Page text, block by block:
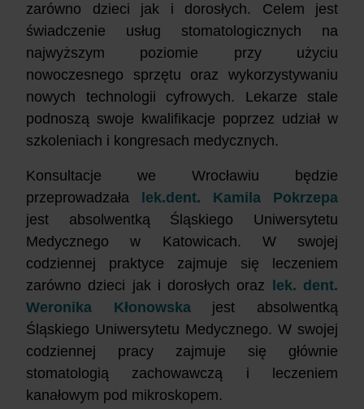
zarówno dzieci jak i dorosłych. Celem jest
świadczenie usług stomatologicznych na
najwyższym poziomie przy użyciu
nowoczesnego sprzętu oraz wykorzystywaniu
nowych technologii cyfrowych. Lekarze stale
podnoszą swoje kwalifikacje poprzez udział w
szkoleniach i kongresach medycznych.
Konsultacje we Wrocławiu będzie
przeprowadzała
lek.dent. Kamila Pokrzepa
jest absolwentką Śląskiego Uniwersytetu
Medycznego w Katowicach. W swojej
codziennej praktyce zajmuje się leczeniem
zarówno dzieci jak i dorosłych oraz
lek. dent.
Weronika Kłonowskajest absolwentką
Śląskiego Uniwersytetu Medycznego. W swojej
codziennej pracy zajmuje się głównie
stomatologią zachowawczą i leczeniem
kanałowym pod mikroskopem.